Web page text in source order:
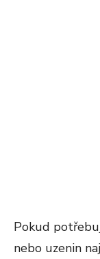
Pokud
nebo uzenin